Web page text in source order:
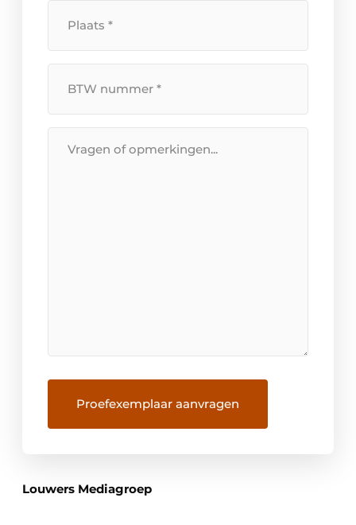
Nummer
*
Louwers Mediagroep